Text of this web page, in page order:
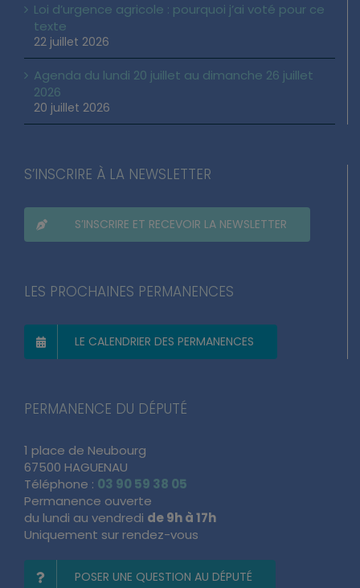
Loi d’urgence agricole : pourquoi j’ai voté pour ce
texte
22 juillet 2026
Agenda du lundi 20 juillet au dimanche 26 juillet
2026
20 juillet 2026
S’INSCRIRE À LA NEWSLETTER
S’INSCRIRE ET RECEVOIR LA NEWSLETTER
LES PROCHAINES PERMANENCES
LE CALENDRIER DES PERMANENCES
PERMANENCE DU DÉPUTÉ
1 place de Neubourg
67500 HAGUENAU
Téléphone : 03 90 59 38 05
Permanence ouverte
du lundi au vendredi de 9h à 17h
Uniquement sur rendez-vous
POSER UNE QUESTION AU DÉPUTÉ